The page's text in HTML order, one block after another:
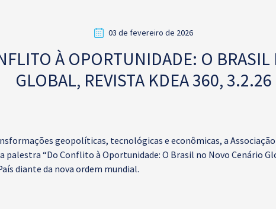
03 de fevereiro de 2026
À OPORTUNIDADE: O
GLOBAL, REVISTA KDEA 360, 3.2.26
geopolíticas, tecnológicas e econômicas, a Associação
palestra “Do Conflito à Oportunidade: O Brasil no Novo Cenário
diante da nova ordem mundial.